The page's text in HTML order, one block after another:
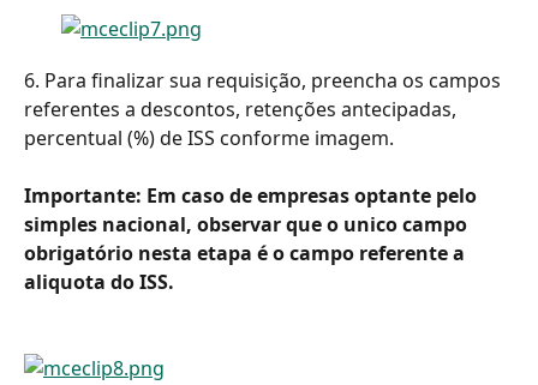
6. Para finalizar sua requisição, preencha os campos
referentes a descontos, retenções antecipadas,
percentual (%) de ISS conforme imagem.
Importante: Em caso de empresas optante pelo
simples nacional, observar que o unico campo
obrigatório nesta etapa é o campo referente a
aliquota do ISS.